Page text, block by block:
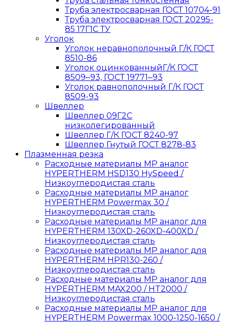
Труба электросварная ГОСТ 10704-91
Труба электросварная ГОСТ 20295-
85 17Г1С ТУ
Уголок
Уголок неравнополочный Г/К ГОСТ
8510-86
Уголок оцинкованныйГ/К ГОСТ
8509‒93, ГОСТ 19771‒93
Уголок равнополочный Г/К ГОСТ
8509-93
Швеллер
Швеллер 09Г2С
низколегированный
Швеллер Г/К ГОСТ 8240-97
Швеллер Гнутый ГОСТ 8278-83
Плазменная резка
Расходные материалы MP аналог
HYPERTHERM HSD130 HySpeed /
Низкоуглеродистая сталь
Расходные материалы MP аналог
HYPERTHERM Powermax 30 /
Низкоуглеродистая сталь
Расходные материалы MP аналог для
HYPERTHERM 130XD-260XD-400XD /
Низкоуглеродистая сталь
Расходные материалы MP аналог для
HYPERTHERM HPR130-260 /
Низкоуглеродистая сталь
Расходные материалы MP аналог для
HYPERTHERM MAX200 / HT2000 /
Низкоуглеродистая сталь
Расходные материалы MP аналог для
HYPERTHERM Powermax 1000-1250-1650 /